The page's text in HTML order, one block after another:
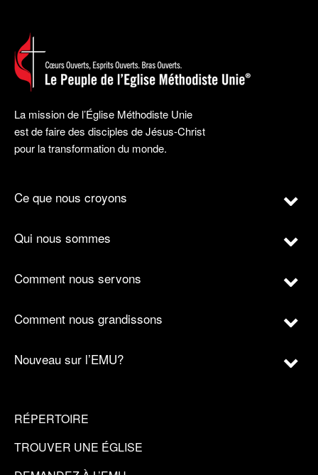
La mission de l’Église Méthodiste Unie
est de faire des disciples de Jésus-Christ
pour la transformation du monde.
Ce que nous croyons
Qui nous sommes
Comment nous servons
Comment nous grandissons
Nouveau sur l’EMU?
RÉPERTOIRE
TROUVER UNE ÉGLISE